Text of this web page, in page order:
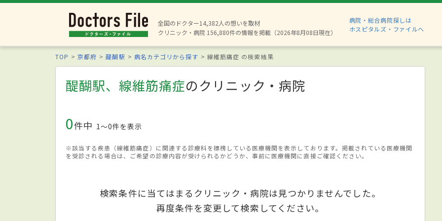
全国のドクター14,382人の想いを取材
クリニック・病院 156,880件の情報を掲載（2026年8月08日現在）
病院・総合病院探しは
ホスピタルズ・ファイルへ
TOP 京都府 醍醐駅 病名カテゴリから探す 線維筋痛症 の検索結果
醍醐駅、線維筋痛症のクリニック・病院
0件中 1〜0件を表示
※該当する疾患（線維筋痛症）に関連する診療科を標榜している医療機関を表示しております。掲載されている医療機関
を受診される場合は、ご希望の診療内容が受けられるかどうか、事前に医療機関に直接ご確認ください。
検索条件に当てはまるクリニック・病院は見つかりませんでした。
再度条件を変更して検索してください。